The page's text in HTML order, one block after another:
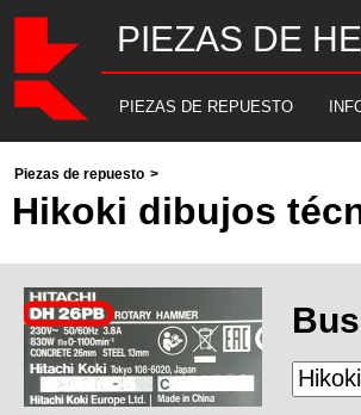
PIEZAS DE
PIEZAS DE REPUESTO
Piezas de repuesto >
Hikoki dibujos